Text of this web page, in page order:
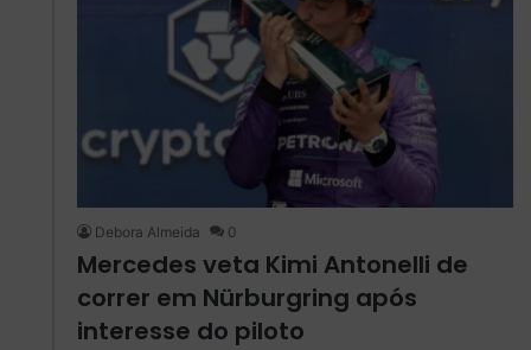
Debora Almeida 0
Mercedes veta Kimi Antonelli de
correr em Nürburgring após
interesse do piloto